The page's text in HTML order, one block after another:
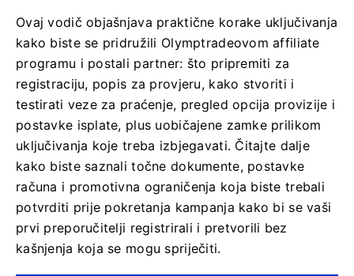
Ovaj vodič objašnjava praktične korake uključivanja
kako biste se pridružili Olymptradeovom affiliate
programu i postali partner: što pripremiti za
registraciju, popis za provjeru, kako stvoriti i
testirati veze za praćenje, pregled opcija provizije i
postavke isplate, plus uobičajene zamke prilikom
uključivanja koje treba izbjegavati. Čitajte dalje
kako biste saznali točne dokumente, postavke
računa i promotivna ograničenja koja biste trebali
potvrditi prije pokretanja kampanja kako bi se vaši
prvi preporučitelji registrirali i pretvorili bez
kašnjenja koja se mogu spriječiti.